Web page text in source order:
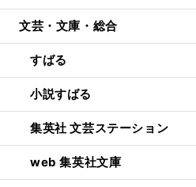
文芸・文庫・総合
すばる
小説すばる
集英社 文芸ステーション
web 集英社文庫